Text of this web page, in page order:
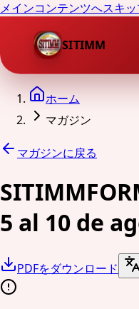
メインコンテンツへスキ
SITIMM
ホーム
マガジン
マガジンに戻る
5 al 10 de
PDFをダウンロード